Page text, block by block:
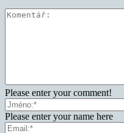
Please enter your comment!
Please enter your name here